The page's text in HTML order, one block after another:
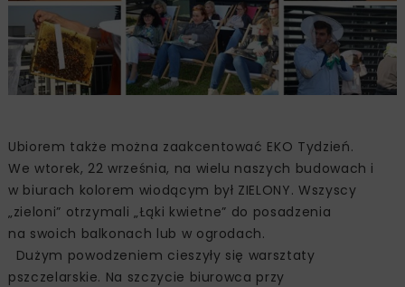
Ubiorem także można zaakcentować EKO Tydzień.
We wtorek, 22 września, na wielu naszych budowach i
w biurach kolorem wiodącym był ZIELONY. Wszyscy
„zieloni” otrzymali „Łąki kwietne” do posadzenia
na swoich balkonach lub w ogrodach.
Dużym powodzeniem cieszyły się warsztaty
pszczelarskie. Na szczycie biurowca przy